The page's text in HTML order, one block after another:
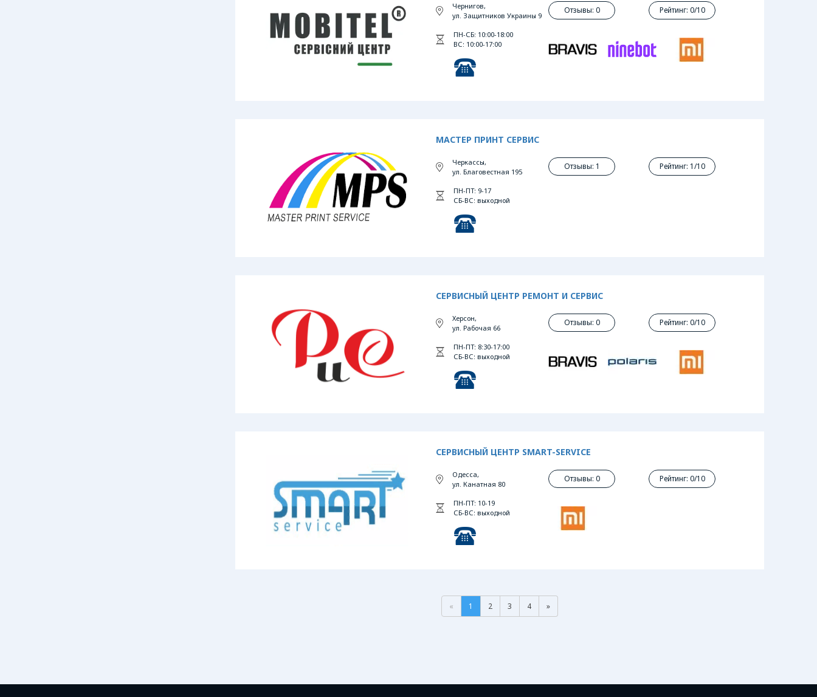
Чернигов,
ул. Защитников Украины 9
ПН-СБ: 10:00-18:00
ВС: 10:00-17:00
Отзывы: 0 Рейтинг: 0/10
МАСТЕР ПРИНТ СЕРВИС
Черкассы,
ул. Благовестная 195
ПН-ПТ: 9-17
СБ-ВС: выходной
Отзывы: 1 Рейтинг: 1/10
СЕРВИСНЫЙ ЦЕНТР РЕМОНТ И СЕРВИС
Херсон,
ул. Рабочая 66
ПН-ПТ: 8:30-17:00
СБ-ВС: выходной
Отзывы: 0 Рейтинг: 0/10
СЕРВИСНЫЙ ЦЕНТР SMART-SERVICE
Одесса,
ул. Канатная 80
ПН-ПТ: 10-19
СБ-ВС: выходной
Отзывы: 0 Рейтинг: 0/10
« 1 2 3 4 »